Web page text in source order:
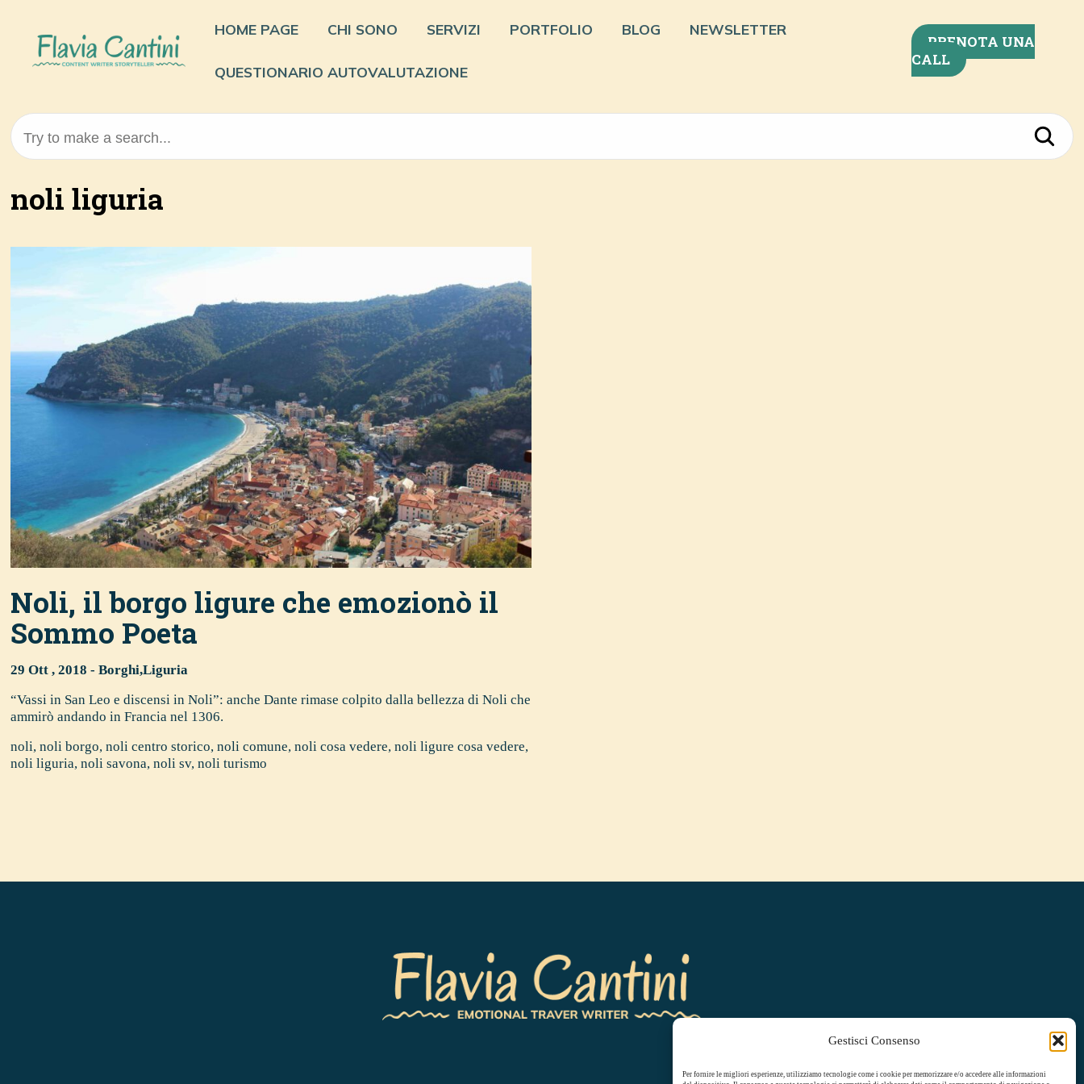
Gestisci Consenso
Per fornire le migliori esperienze, utilizziamo tecnologie come i cookie per memorizzare e/o accedere alle informazioni
HOME PAGE CHI SONO SERVIZI PORTFOLIO BLOG NEWSLETTER
QUESTIONARIO AUTOVALUTAZIONE
PRENOTA UNA
CALL
Try to make a search...
noli liguria
Noli, il borgo ligure che emozionò il
Sommo Poeta
29 Ott , 2018 -Borghi,Liguria
“Vassi in San Leo e discensi in Noli”: anche Dante rimase colpito dalla bellezza di Noli che
ammirò andando in Francia nel 1306.
noli,noli borgo,noli centro storico,noli comune,noli cosa vedere,noli ligure cosa vedere,
noli liguria,noli savona,noli sv,noli turismo